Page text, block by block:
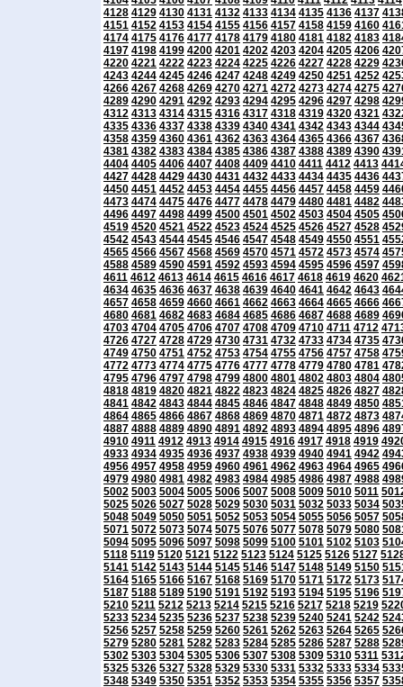
4128 4129 4130 4131 4132 4133 4134 4135 4136 4137
4151 4152 4153 4154 4155 4156 4157 4158 4159 4160
4174 4175 4176 4177 4178 4179 4180 4181 4182 4183
4197 4198 4199 4200 4201 4202 4203 4204 4205 4206
4220 4221 4222 4223 4224 4225 4226 4227 4228 4229
4243 4244 4245 4246 4247 4248 4249 4250 4251 4252
4266 4267 4268 4269 4270 4271 4272 4273 4274 4275
4289 4290 4291 4292 4293 4294 4295 4296 4297 4298
4312 4313 4314 4315 4316 4317 4318 4319 4320 4321
4335 4336 4337 4338 4339 4340 4341 4342 4343 4344
4358 4359 4360 4361 4362 4363 4364 4365 4366 4367
4381 4382 4383 4384 4385 4386 4387 4388 4389 4390
4404 4405 4406 4407 4408 4409 4410 4411 4412 4413
4427 4428 4429 4430 4431 4432 4433 4434 4435 4436
4450 4451 4452 4453 4454 4455 4456 4457 4458 4459
4473 4474 4475 4476 4477 4478 4479 4480 4481 4482
4496 4497 4498 4499 4500 4501 4502 4503 4504 4505
4519 4520 4521 4522 4523 4524 4525 4526 4527 4528
4542 4543 4544 4545 4546 4547 4548 4549 4550 4551
4565 4566 4567 4568 4569 4570 4571 4572 4573 4574
4588 4589 4590 4591 4592 4593 4594 4595 4596 4597
4611 4612 4613 4614 4615 4616 4617 4618 4619 4620
4634 4635 4636 4637 4638 4639 4640 4641 4642 4643
4657 4658 4659 4660 4661 4662 4663 4664 4665 4666
4680 4681 4682 4683 4684 4685 4686 4687 4688 4689
4703 4704 4705 4706 4707 4708 4709 4710 4711 4712
4726 4727 4728 4729 4730 4731 4732 4733 4734 4735
4749 4750 4751 4752 4753 4754 4755 4756 4757 4758
4772 4773 4774 4775 4776 4777 4778 4779 4780 4781
4795 4796 4797 4798 4799 4800 4801 4802 4803 4804
4818 4819 4820 4821 4822 4823 4824 4825 4826 4827
4841 4842 4843 4844 4845 4846 4847 4848 4849 4850
4864 4865 4866 4867 4868 4869 4870 4871 4872 4873
4887 4888 4889 4890 4891 4892 4893 4894 4895 4896
4910 4911 4912 4913 4914 4915 4916 4917 4918 4919
4933 4934 4935 4936 4937 4938 4939 4940 4941 4942
4956 4957 4958 4959 4960 4961 4962 4963 4964 4965
4979 4980 4981 4982 4983 4984 4985 4986 4987 4988
5002 5003 5004 5005 5006 5007 5008 5009 5010 5011
5025 5026 5027 5028 5029 5030 5031 5032 5033 5034
5048 5049 5050 5051 5052 5053 5054 5055 5056 5057
5071 5072 5073 5074 5075 5076 5077 5078 5079 5080
5094 5095 5096 5097 5098 5099 5100 5101 5102 5103
5118 5119 5120 5121 5122 5123 5124 5125 5126 5127
5141 5142 5143 5144 5145 5146 5147 5148 5149 5150
5164 5165 5166 5167 5168 5169 5170 5171 5172 5173
5187 5188 5189 5190 5191 5192 5193 5194 5195 5196
5210 5211 5212 5213 5214 5215 5216 5217 5218 5219
5233 5234 5235 5236 5237 5238 5239 5240 5241 5242
5256 5257 5258 5259 5260 5261 5262 5263 5264 5265
5279 5280 5281 5282 5283 5284 5285 5286 5287 5288
5302 5303 5304 5305 5306 5307 5308 5309 5310 5311
5325 5326 5327 5328 5329 5330 5331 5332 5333 5334
5348 5349 5350 5351 5352 5353 5354 5355 5356 5357